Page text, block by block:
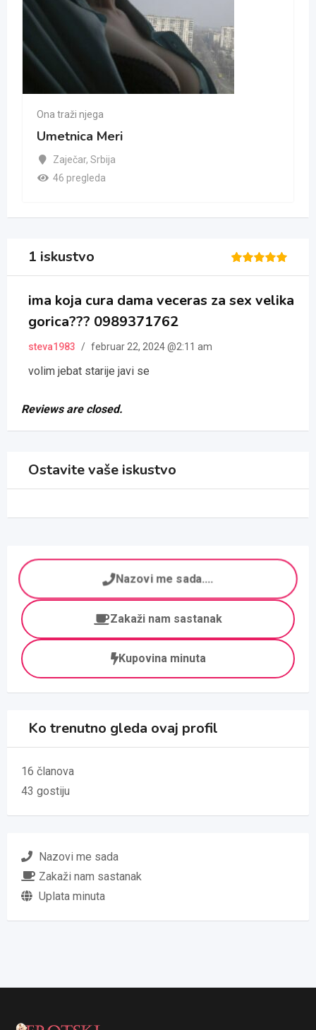
Ona traži njega
Umetnica Meri
Zaječar, Srbija
46 pregleda
1 iskustvo
Rated5
based on
1
customer
ima koja cura dama veceras za sex velika
gorica??? 0989371762
steva1983 / februar 22, 2024 @2:11 am
volim jebat starije javi se
Reviews are closed.
Ostavite vaše iskustvo
Nazovi me sada....
Zakaži nam sastanak
Kupovina minuta
Ko trenutno gleda ovaj profil
16 članova
43 gostiju
Nazovi me sada
Zakaži nam sastanak
Uplata minuta